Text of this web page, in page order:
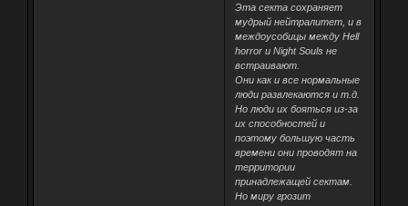
Эта секта сохраняет
мудрый нейтралитет, и в
междоусобицы между Hell
horror и Night Souls не
встраивают.
Они как и все нормальные
люди развлекаются и т.д.
Но люди их бояться из-за
их способностей и
поэтому большую часть
времени они проводят на
территории
принадлежащей сектам.
Но миру грозит